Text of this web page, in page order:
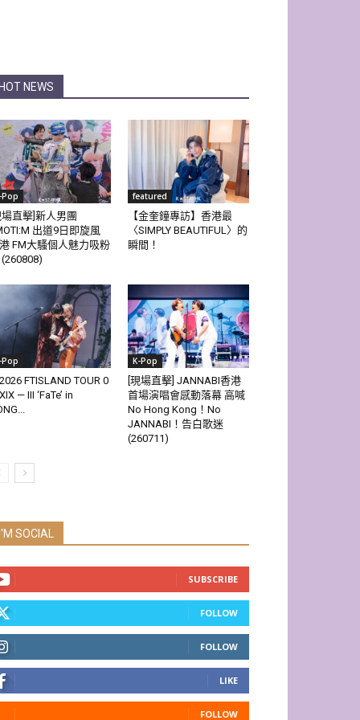
HOT NEWS
Pop
場直擊]新人男團
出道9日即旋風
FM大騷個人魅力吸粉
featured
【金奎鐘專訪】香港最
〈SIMPLY BEAUTIFUL〉的
瞬間！
Pop
2026 FTISLAND TOUR 0
— III ‘FaTe’ in
K-Pop
[現場直擊] JANNABI香港
首場演唱會感動落幕 高喊
No Hong Kong！No
JANNABI！告白歌迷
(260711)
I'M SOCIAL
SUBSCRIBE
FOLLOW
FOLLOW
LIKE
FOLLOW